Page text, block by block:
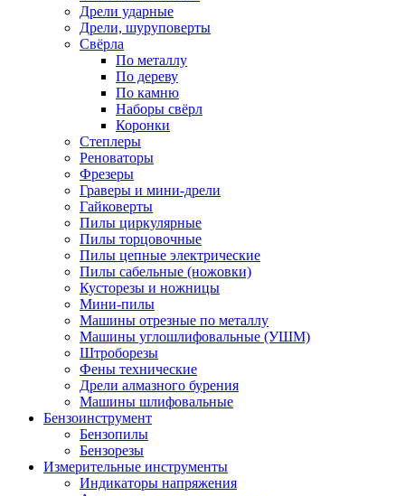
Дрели ударные
Дрели, шуруповерты
Свёрла
По металлу
По дереву
По камню
Наборы свёрл
Коронки
Степлеры
Реноваторы
Фрезеры
Граверы и мини-дрели
Гайковерты
Пилы циркулярные
Пилы торцовочные
Пилы цепные электрические
Пилы сабельные (ножовки)
Кусторезы и ножницы
Мини-пилы
Машины отрезные по металлу
Машины углошлифовальные (УШМ)
Штроборезы
Фены технические
Дрели алмазного бурения
Машины шлифовальные
Бензоинструмент
Бензопилы
Бензорезы
Измерительные инструменты
Индикаторы напряжения